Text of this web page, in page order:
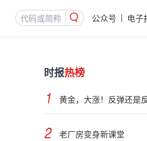
公众号 电子
时报热榜
黄金，大涨！反弹还是
老厂房变身新课堂